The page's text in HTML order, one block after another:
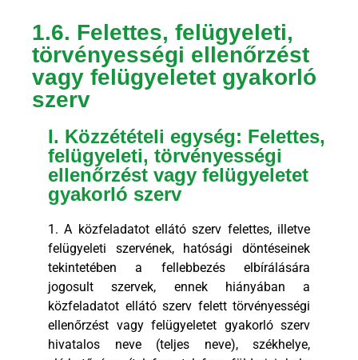
1.6. Felettes, felügyeleti,
törvényességi ellenőrzést
vagy felügyeletet gyakorló
szerv
I. Közzétételi egység: Felettes,
felügyeleti, törvényességi
ellenőrzést vagy felügyeletet
gyakorló szerv
1. A közfeladatot ellátó szerv felettes, illetve
felügyeleti szervének, hatósági döntéseinek
tekintetében a fellebbezés elbírálására
jogosult szervek, ennek hiányában a
közfeladatot ellátó szerv felett törvényességi
ellenőrzést vagy felügyeletet gyakorló szerv
hivatalos neve (teljes neve), székhelye,